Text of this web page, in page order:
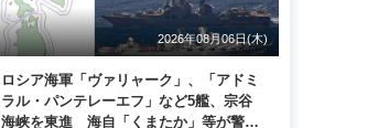
2026年08月06日(木)
ロシア海軍「ヴァリャーク」、「アドミ
ラル・パンテレーエフ」など5艦、宗谷
海峡を東進 海自「くまたか」等が警戒